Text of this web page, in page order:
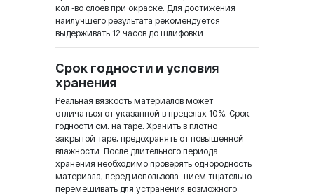
кол -во слоев при окраске. Для достижения
наилучшего результата рекомендуется
выдерживать 12 часов до шлифовки
Срок годности и условия
хранения
Реальная вязкость материалов может
отличаться от указанной в пределах 10%. Срок
годности см. на таре. Хранить в плотно
закрытой таре, предохранять от повышенной
влажности. После длительного периода
хранения необходимо проверять однородность
материала, перед использова- нием тщательно
перемешивать для устранения возможного